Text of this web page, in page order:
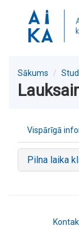
Sākums
Vispārīgā
Pilna laika